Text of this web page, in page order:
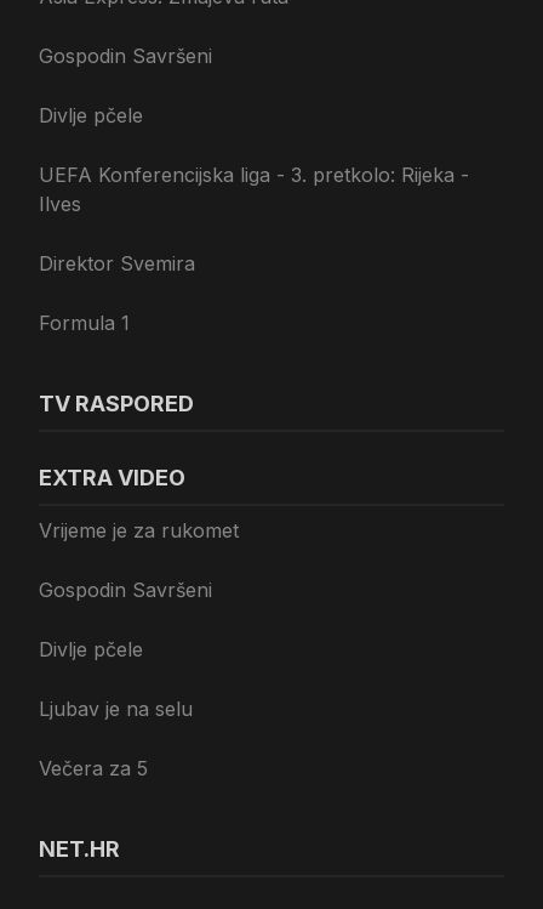
Gospodin Savršeni
Divlje pčele
UEFA Konferencijska liga - 3. pretkolo: Rijeka -
Ilves
Direktor Svemira
Formula 1
TV RASPORED
EXTRA VIDEO
Vrijeme je za rukomet
Gospodin Savršeni
Divlje pčele
Ljubav je na selu
Večera za 5
NET.HR